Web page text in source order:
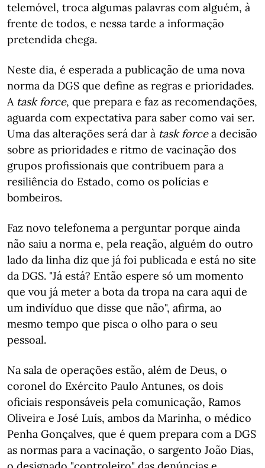
telemóvel, troca algumas palavras com alguém, à
frente de todos, e nessa tarde a informação
pretendida chega.
Neste dia, é esperada a publicação de uma nova
norma da DGS que define as regras e prioridades.
Atask force, que prepara e faz as recomendações,
aguarda com expectativa para saber como vai ser.
Uma das alterações será dar à task forcea decisão
sobre as prioridades e ritmo de vacinação dos
grupos profissionais que contribuem para a
resiliência do Estado, como os polícias e
bombeiros.
Faz novo telefonema a perguntar porque ainda
não saiu a norma e, pela reação, alguém do outro
lado da linha diz que já foi publicada e está no site
da DGS. "Já está? Então espere só um momento
que vou já meter a bota da tropa na cara aqui de
um indivíduo que disse que não", afirma, ao
mesmo tempo que pisca o olho para o seu
pessoal.
Na sala de operações estão, além de Deus, o
coronel do Exército Paulo Antunes, os dois
oficiais responsáveis pela comunicação, Ramos
Oliveira e José Luís, ambos da Marinha, o médico
Penha Gonçalves, que é quem prepara com a DGS
as normas para a vacinação, o sargento João Dias,